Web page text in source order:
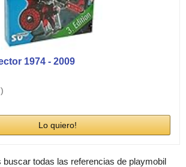
1974 - 2009
Lo quiero!
buscar todas las referencias de playmobil